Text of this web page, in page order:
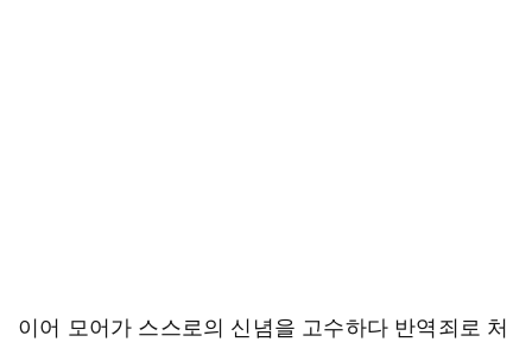
이어 모어가 스스로의 신념을 고수하다 반역죄로 처